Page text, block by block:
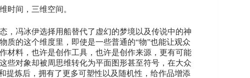
时间，三维空间。
，冯冰伊选择用船替代了虚幻的梦境以及传说中的神
质的这个维度里，即使是一些普通的“物”也能让观众
材料，也许是创作工具，也许是创作来源，更有可能
些对象却被周思维转化为平面图形甚至符号，在大众
提炼后，拥有了更多可塑性以及随机性，给作品增添